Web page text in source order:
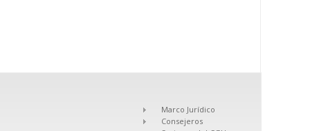
Marco Jurídico
Consejeros